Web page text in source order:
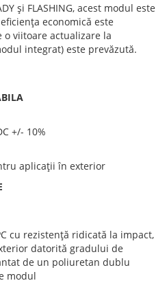
și FLASHING, acest modul este
economică este
viitoare actualizare la
integrat) este prevăzută.
+/- 10%
aplicații în exterior
cu rezistență ridicată la impact,
datorită gradului de
de un poliuretan dublu
modul